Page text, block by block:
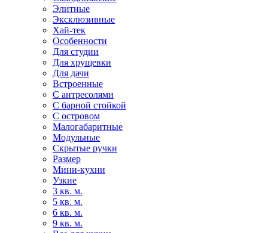
Элитные
Эксклюзивные
Хай-тек
Особенности
Для студии
Для хрущевки
Для дачи
Встроенные
С антресолями
С барной стойкой
С островом
Малогабаритные
Модульные
Скрытые ручки
Размер
Мини-кухни
Узкие
3 кв. м.
5 кв. м.
6 кв. м.
9 кв. м.